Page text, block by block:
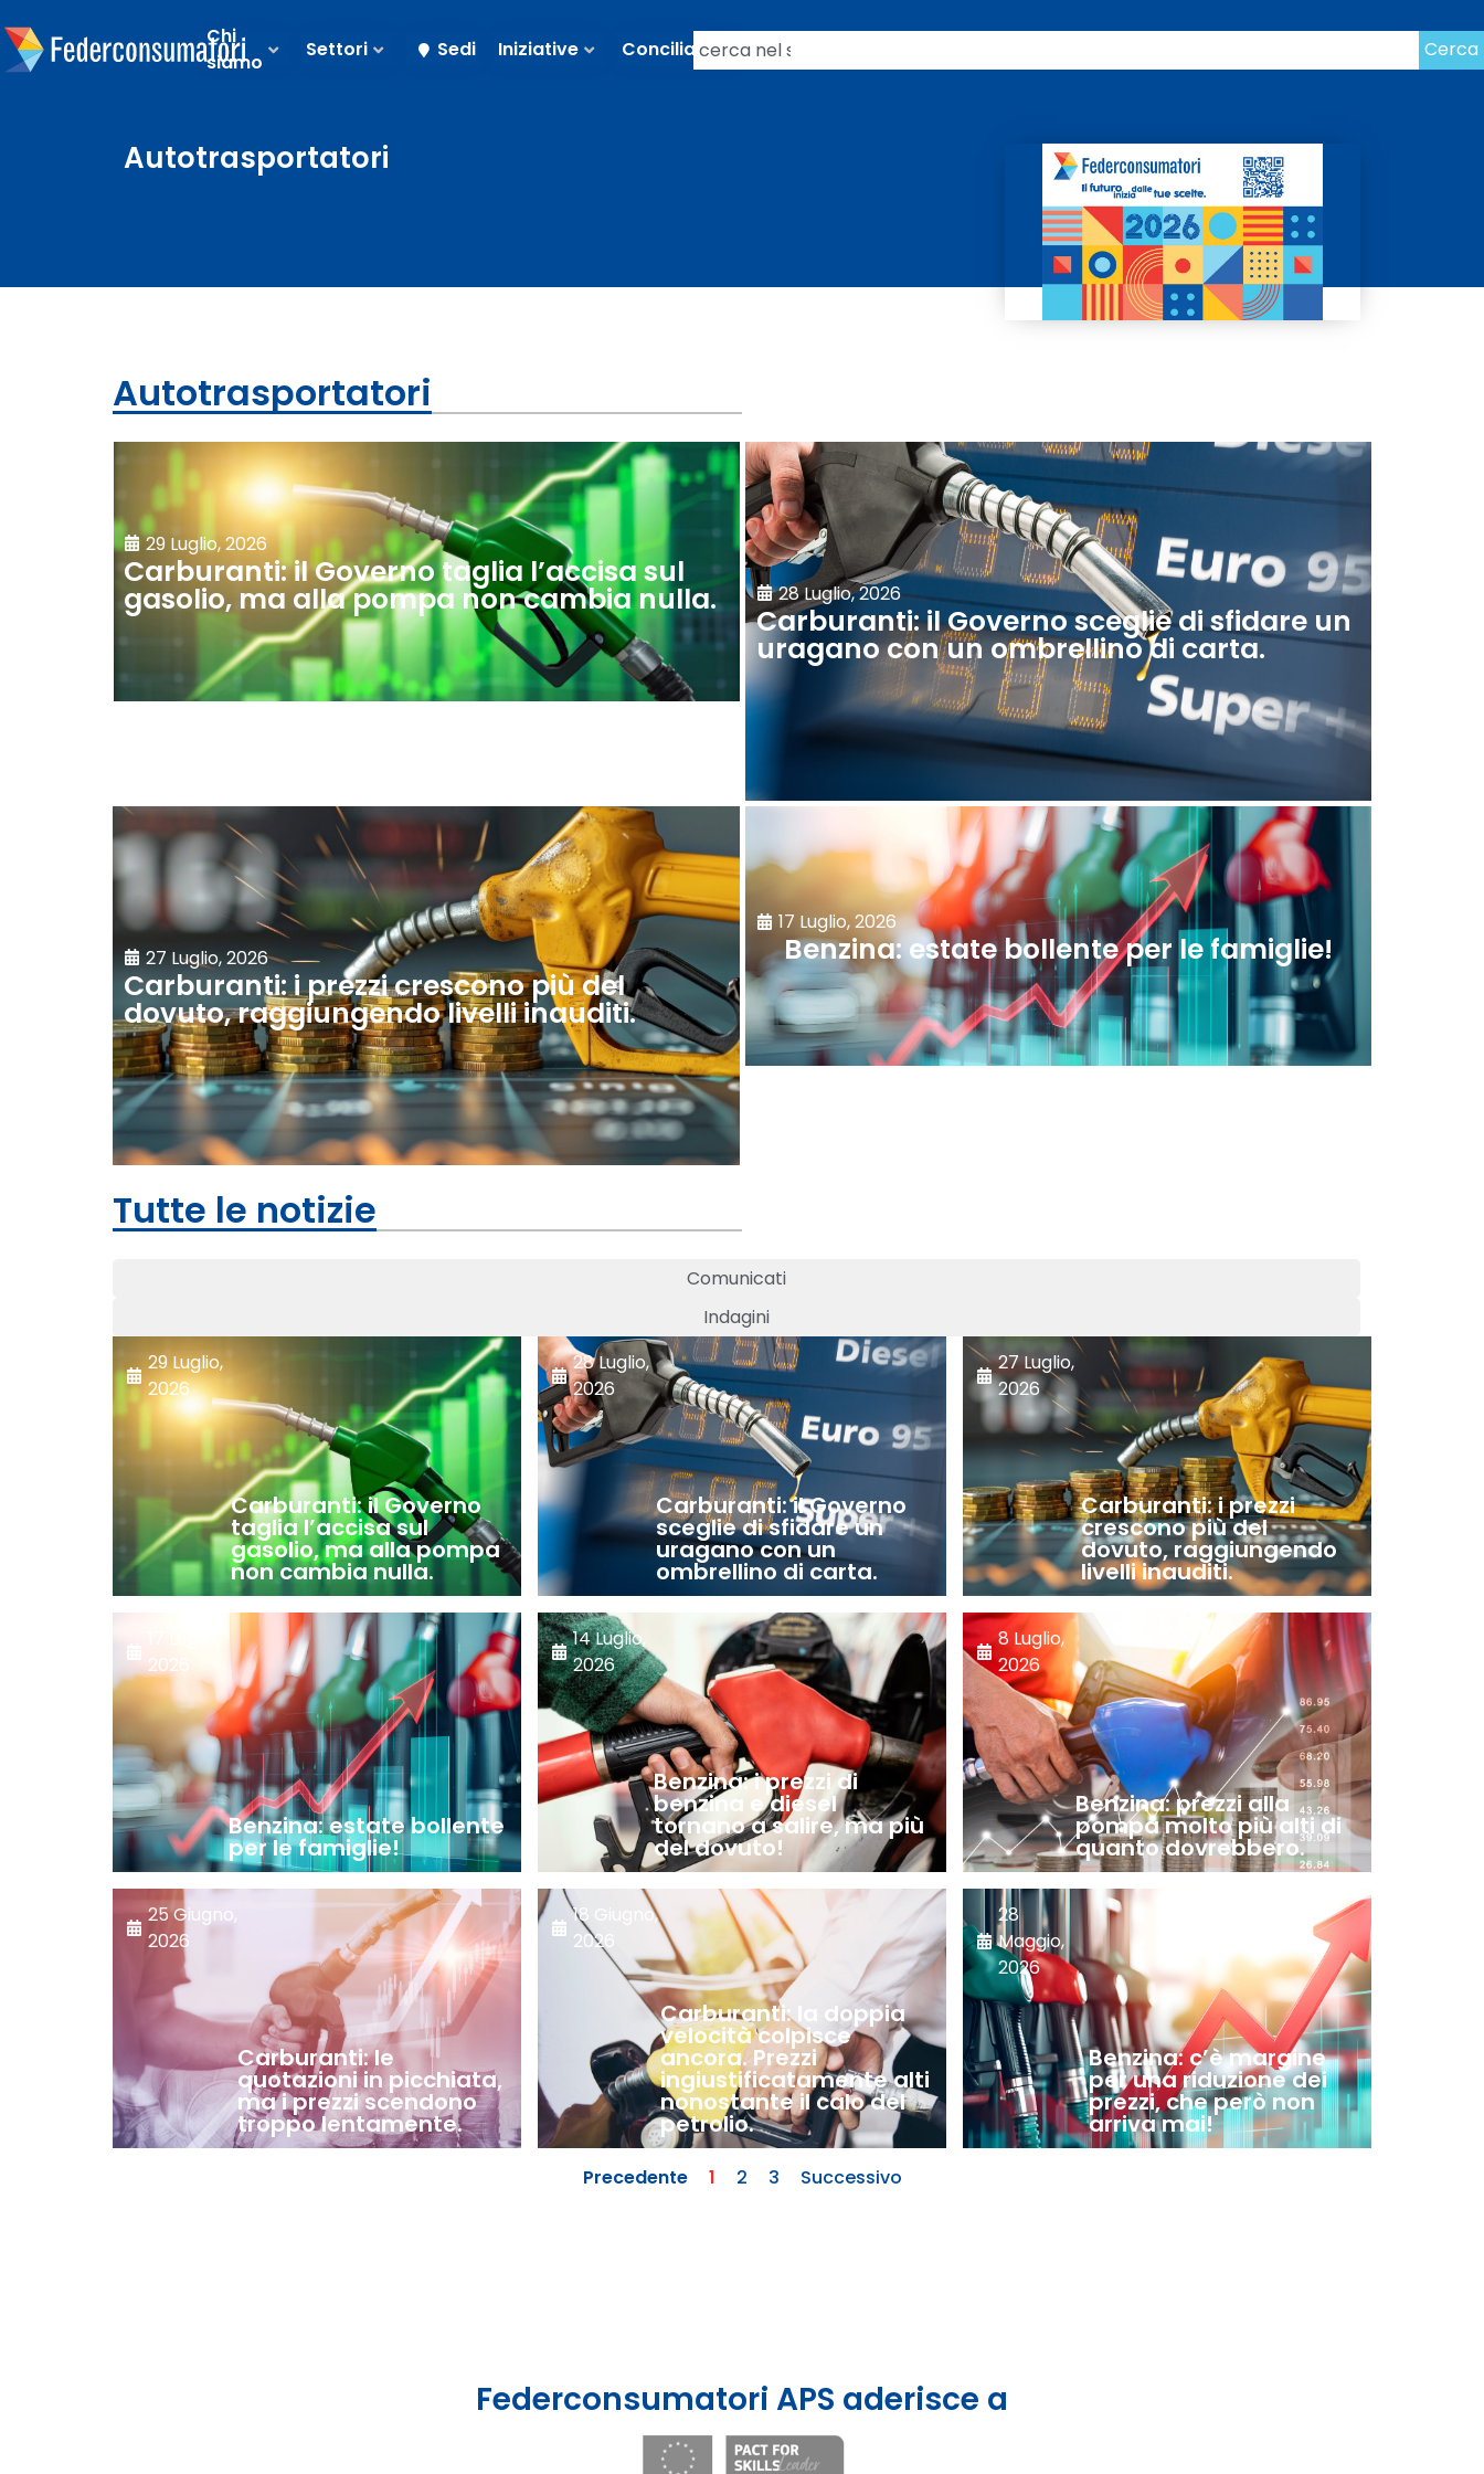
Chi
siamo
Settori Sedi Iniziative Conciliazioni Cerca
Autotrasportatori
Autotrasportatori
29 Luglio, 2026
Carburanti: il Governo taglia l’accisa sul
gasolio, ma alla pompa non cambia nulla. 28 Luglio, 2026
Carburanti: il Governo sceglie di sfidare un
uragano con un ombrellino di carta.
27 Luglio, 2026
Carburanti: i prezzi crescono più del
dovuto, raggiungendo livelli inauditi.
17 Luglio, 2026
Benzina: estate bollente per le famiglie!
Tutte le notizie
Comunicati
Indagini
29 Luglio,
2026
Carburanti: il Governo
taglia l’accisa sul
gasolio, ma alla pompa
non cambia nulla.
28 Luglio,
2026
Carburanti: il Governo
sceglie di sfidare un
uragano con un
ombrellino di carta.
27 Luglio,
2026
Carburanti: i prezzi
crescono più del
dovuto, raggiungendo
livelli inauditi.
2026
Benzina: estate bollente
per le famiglie!
14 Luglio,
2026
Benzina: i prezzi di
benzina e diesel
tornano a salire, ma più
del dovuto!
8 Luglio,
2026
Benzina: prezzi alla
pompa molto più alti di
quanto dovrebbero.
25 Giugno,
2026
Carburanti: le
quotazioni in picchiata,
ma i prezzi scendono
troppo lentamente.
18 Giugno,
2026
Carburanti: la doppia
velocità colpisce
ancora. Prezzi
ingiustificatamente alti
nonostante il calo del
petrolio.
28
Maggio,
2026
Benzina: c’è margine
per una riduzione dei
prezzi, che però non
arriva mai!
Precedente 1 2 3 Successivo
Federconsumatori APS aderisce a